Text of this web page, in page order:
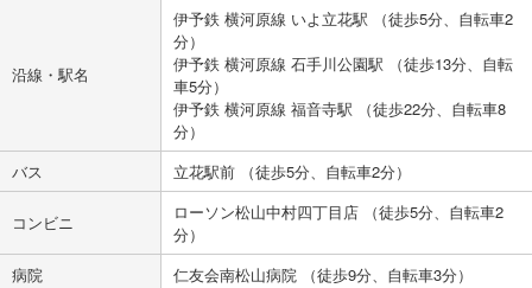
沿線・駅名
伊予鉄 横河原線 いよ立花駅 （徒歩5分、自転車2
分）
伊予鉄 横河原線 石手川公園駅 （徒歩13分、自転
車5分）
伊予鉄 横河原線 福音寺駅 （徒歩22分、自転車8
分）
バス
立花駅前 （徒歩5分、自転車2分）
コンビニ
ローソン松山中村四丁目店 （徒歩5分、自転車2
分）
病院
仁友会南松山病院 （徒歩9分、自転車3分）